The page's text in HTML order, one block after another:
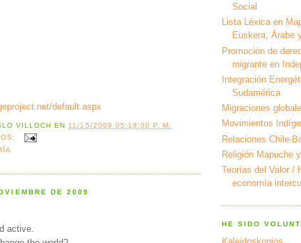
default.aspx
VILLOCH EN 11/15/2009 05:18:00 P. M.
DE 2009
active.
Social
Lista Léxica en
Euskera, Árabe
Promoción de
migrante en
Integración
Sudamérica
Migraciones
Movimientos
Relaciones Chile-
Religión Mapuche
Teorías del Valor /
economía
HE SIDO